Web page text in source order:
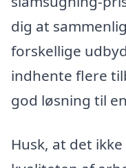
dig at
forskellige
indhente flere
god løsning til
Husk, at det